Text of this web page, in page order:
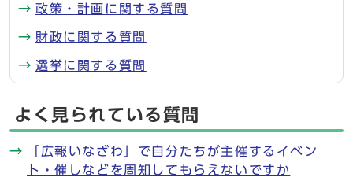
政策・計画に関する質問
財政に関する質問
選挙に関する質問
よく見られている質問
「広報いなざわ」で自分たちが主催するイベン
ト・催しなどを周知してもらえないですか